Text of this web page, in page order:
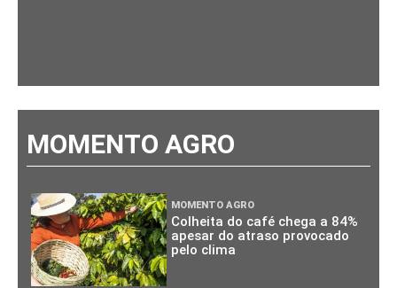
MOMENTO AGRO
MOMENTO AGRO
Colheita do café chega a 84%
apesar do atraso provocado
pelo clima